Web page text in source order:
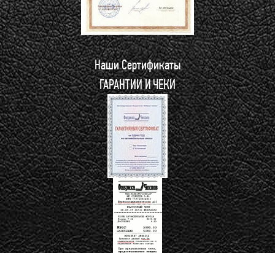
Наши Сертификаты
ГАРАНТИИ И ЧЕКИ